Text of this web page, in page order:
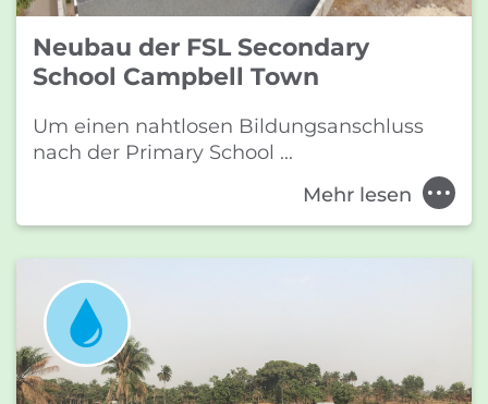
Neubau der FSL Secondary
School Campbell Town
Um einen nahtlosen Bildungsanschluss
nach der Primary School ...
Mehr lesen